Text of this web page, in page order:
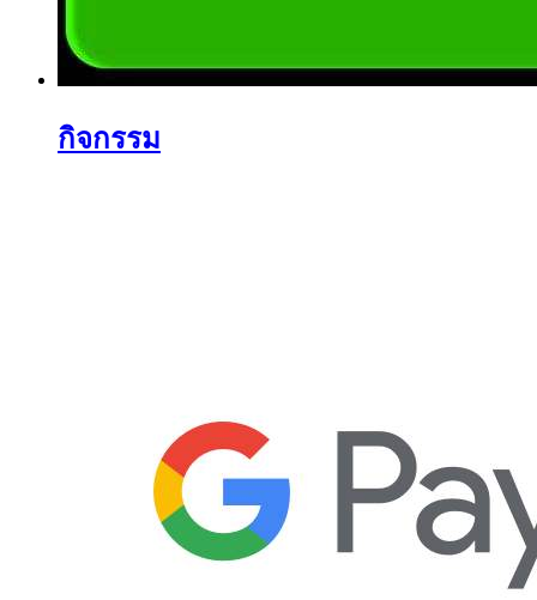
กิจกรรม